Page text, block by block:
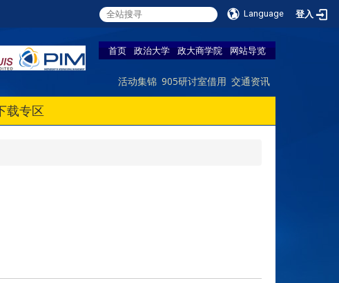
Language 登入
首页 政治大学 政大商学院 网站导览
活动集锦 905研讨室借用 交通资讯
载专区